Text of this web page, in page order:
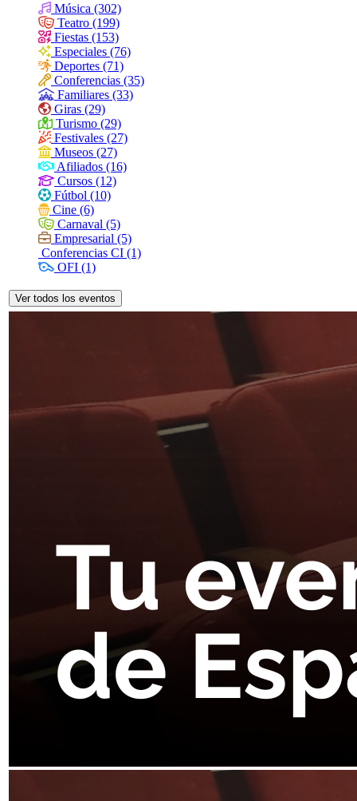
Música (302)
Teatro (199)
Fiestas (153)
Especiales (76)
Deportes (71)
Conferencias (35)
Familiares (33)
Giras (29)
Turismo (29)
Festivales (27)
Museos (27)
Afiliados (16)
Cursos (12)
Fútbol (10)
Cine (6)
Carnaval (5)
Empresarial (5)
Conferencias CI (1)
OFI (1)
24 de Agosto